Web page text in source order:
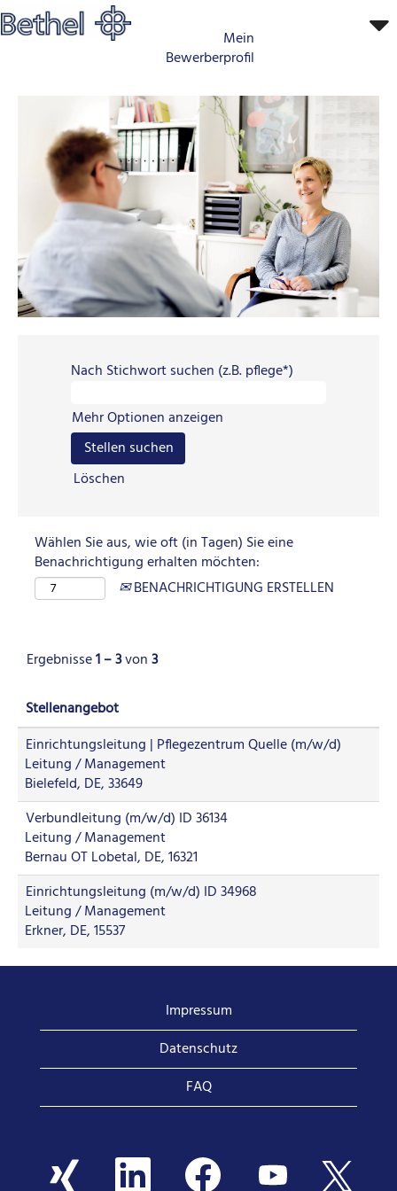
Mein
Bewerberprofil
0000_Leitung-
Management
Nach Stichwort suchen (z.B. pflege*)
Mehr Optionen anzeigen
Löschen
Wählen Sie aus, wie oft (in Tagen) Sie eine
Benachrichtigung erhalten möchten:
BENACHRICHTIGUNG ERSTELLEN
Ergebnisse1 – 3von3
Stellenangebot
Einrichtungsleitung | Pflegezentrum Quelle (m/w/d)
Leitung / Management
Bielefeld, DE, 33649
Verbundleitung (m/w/d) ID 36134
Leitung / Management
Bernau OT Lobetal, DE, 16321
Einrichtungsleitung (m/w/d) ID 34968
Leitung / Management
Erkner, DE, 15537
Impressum
Datenschutz
FAQ
W W W W